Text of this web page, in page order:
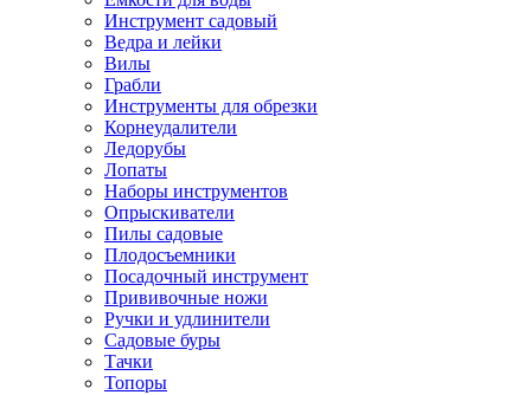
Инструмент садовый
Ведра и лейки
Вилы
Грабли
Инструменты для обрезки
Корнеудалители
Ледорубы
Лопаты
Наборы инструментов
Опрыскиватели
Пилы садовые
Плодосъемники
Посадочный инструмент
Прививочные ножи
Ручки и удлинители
Садовые буры
Тачки
Топоры